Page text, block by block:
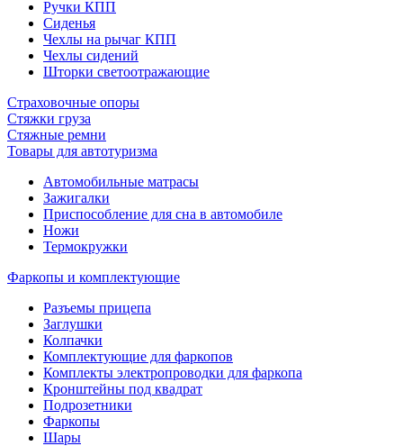
Ручки КПП
Сиденья
Чехлы на рычаг КПП
Чехлы сидений
Шторки светоотражающие
Страховочные опоры
Стяжки груза
Стяжные ремни
Товары для автотуризма
Автомобильные матрасы
Зажигалки
Приспособление для сна в автомобиле
Ножи
Термокружки
Фаркопы и комплектующие
Разъемы прицепа
Заглушки
Колпачки
Комплектующие для фаркопов
Комплекты электропроводки для фаркопа
Кронштейны под квадрат
Подрозетники
Фаркопы
Шары